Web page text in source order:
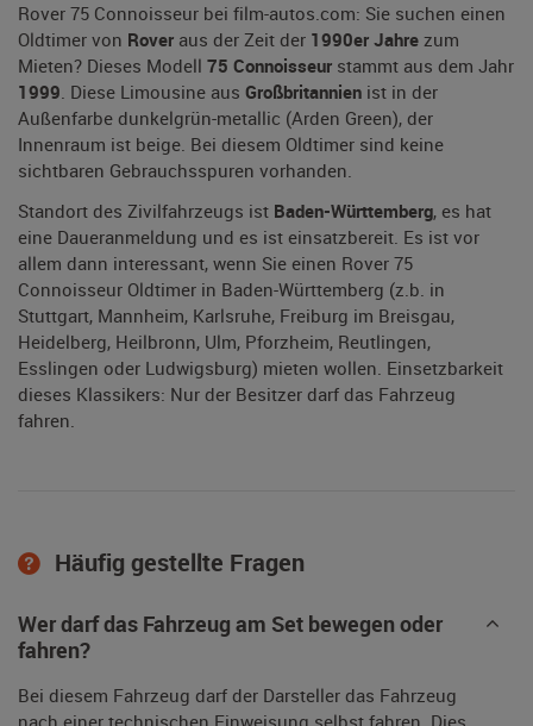
Rover 75 Connoisseur bei film-autos.com: Sie suchen einen
Oldtimer von Rover aus der Zeit der 1990er Jahre zum
Mieten? Dieses Modell 75 Connoisseur stammt aus dem Jahr
1999. Diese Limousine aus Großbritannien ist in der
Außenfarbe dunkelgrün-metallic (Arden Green), der
Innenraum ist beige. Bei diesem Oldtimer sind keine
sichtbaren Gebrauchsspuren vorhanden.
Standort des Zivilfahrzeugs ist Baden-Württemberg, es hat
eine Daueranmeldung und es ist einsatzbereit. Es ist vor
allem dann interessant, wenn Sie einen Rover 75
Connoisseur Oldtimer in Baden-Württemberg (z.b. in
Stuttgart, Mannheim, Karlsruhe, Freiburg im Breisgau,
Heidelberg, Heilbronn, Ulm, Pforzheim, Reutlingen,
Esslingen oder Ludwigsburg) mieten wollen. Einsetzbarkeit
dieses Klassikers: Nur der Besitzer darf das Fahrzeug
fahren.
Häufig gestellte Fragen
Wer darf das Fahrzeug am Set bewegen oder
fahren?
Bei diesem Fahrzeug darf der Darsteller das Fahrzeug